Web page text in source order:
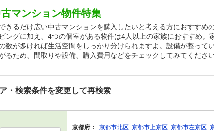
マンション物件特集
きるだけ広い中古マンションを購入したいと考える方におすすめ
ングに加え、4つの個室がある物件は4人以上の家族におすすめ。
数が多ければ生活空間をしっかり分けられますよ。設備が整って
るため、間取りや設備、購入費用などをチェックしてみてください
・検索条件を変更して再検索
京都府： 京都市北区 京都市上京区 京都市左京区